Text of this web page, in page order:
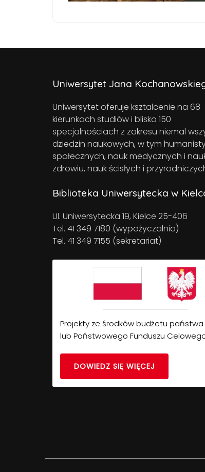
Uniwersytet Jana
Uniwersytet oferuje ksztalcenie na 68
kierunkach studiów i blisko 150
specjalnościach z zakresu niemal
dziedzin naukowych, w tym
społecznych, nauk medycznych i
zdrowiu, nauk ścisłych i
Biblioteka Uniwersytecka w
Ul. Uniwersytecka 19, Kielce 25-406
Tel. 41 349 7180 (wypożyczalnia)
Tel. 41 349 7155 (sekretariat)
Projekty ze środków budżetu państwa
lub Państwowego Funduszu
DOWIEDZ SIĘ WIĘCEJ